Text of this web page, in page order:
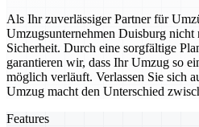
Als Ihr zuverlässiger Partner für
Umzugsunternehmen Duisburg
Sicherheit. Durch eine sorgfältige
garantieren wir, dass Ihr Umzug so
möglich verläuft. Verlassen Sie sich
Umzug macht den Unterschied
Features